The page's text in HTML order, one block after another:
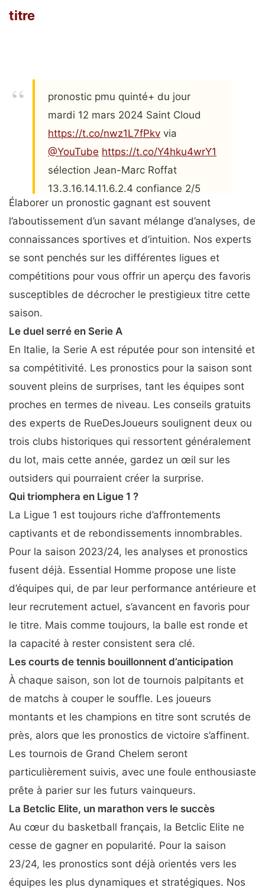
titre
pronostic pmu quinté+ du jour
mardi 12 mars 2024 Saint Cloud
https://t.co/nwz1L7fPkv via
@YouTube https://t.co/Y4hku4wrY1
sélection Jean-Marc Roffat
13.3.16.14.11.6.2.4 confiance 2/5
prudence dans vos jeux
— Jean-Marc Roffat
(@Donner_la_main1) March 11, 2024
Élaborer un pronostic gagnant est souvent
l’aboutissement d’un savant mélange d’analyses, de
connaissances sportives et d’intuition. Nos experts
se sont penchés sur les différentes ligues et
compétitions pour vous offrir un aperçu des favoris
susceptibles de décrocher le prestigieux titre cette
saison.
Le duel serré en Serie A
En Italie, la Serie A est réputée pour son intensité et
sa compétitivité. Les pronostics pour la saison sont
souvent pleins de surprises, tant les équipes sont
proches en termes de niveau. Les conseils gratuits
des experts de RueDesJoueurs soulignent deux ou
trois clubs historiques qui ressortent généralement
du lot, mais cette année, gardez un œil sur les
outsiders qui pourraient créer la surprise.
Qui triomphera en Ligue 1 ?
La Ligue 1 est toujours riche d’affrontements
captivants et de rebondissements innombrables.
Pour la saison 2023/24, les analyses et pronostics
fusent déjà. Essential Homme propose une liste
d’équipes qui, de par leur performance antérieure et
leur recrutement actuel, s’avancent en favoris pour
le titre. Mais comme toujours, la balle est ronde et
la capacité à rester consistent sera clé.
Les courts de tennis bouillonnent d’anticipation
À chaque saison, son lot de tournois palpitants et
de matchs à couper le souffle. Les joueurs
montants et les champions en titre sont scrutés de
près, alors que les pronostics de victoire s’affinent.
Les tournois de Grand Chelem seront
particulièrement suivis, avec une foule enthousiaste
prête à parier sur les futurs vainqueurs.
La Betclic Elite, un marathon vers le succès
Au cœur du basketball français, la Betclic Elite ne
cesse de gagner en popularité. Pour la saison
23/24, les pronostics sont déjà orientés vers les
équipes les plus dynamiques et stratégiques. Nos